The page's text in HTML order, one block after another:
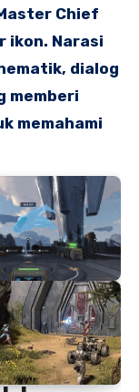
Chief
ikon. Narasi
dialog
memberi
memahami